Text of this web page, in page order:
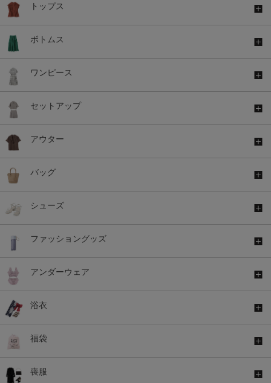
トップス
ボトムス
ワンピース
セットアップ
アウター
バッグ
シューズ
ファッショングッズ
アンダーウェア
浴衣
福袋
喪服